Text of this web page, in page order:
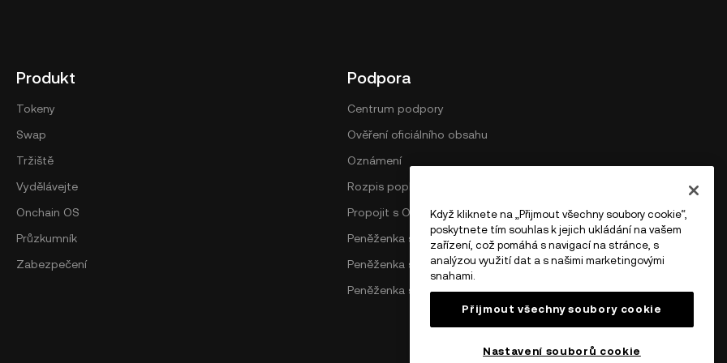
Produkt
Tokeny
Swap
Tržiště
Vydělávejte
Onchain OS
Průzkumník
Zabezpečení
Podpora
Centrum podpory
Ověření oficiálního obsahu
Oznámení
Rozpis poplatků na DEX
Propojit s OKX
Peněženka sítě Bitcoin
Peněženka sítě Ethereum
Peněženka sítě Solana
Když kliknete na „Přijmout všechny soubory cookie“,
poskytnete tím souhlas k jejich ukládání na vašem
zařízení, což pomáhá s navigací na stránce, s
analýzou využití dat a s našimi marketingovými
snahami.
Přijmout všechny soubory cookie
Nastavení souborů cookie